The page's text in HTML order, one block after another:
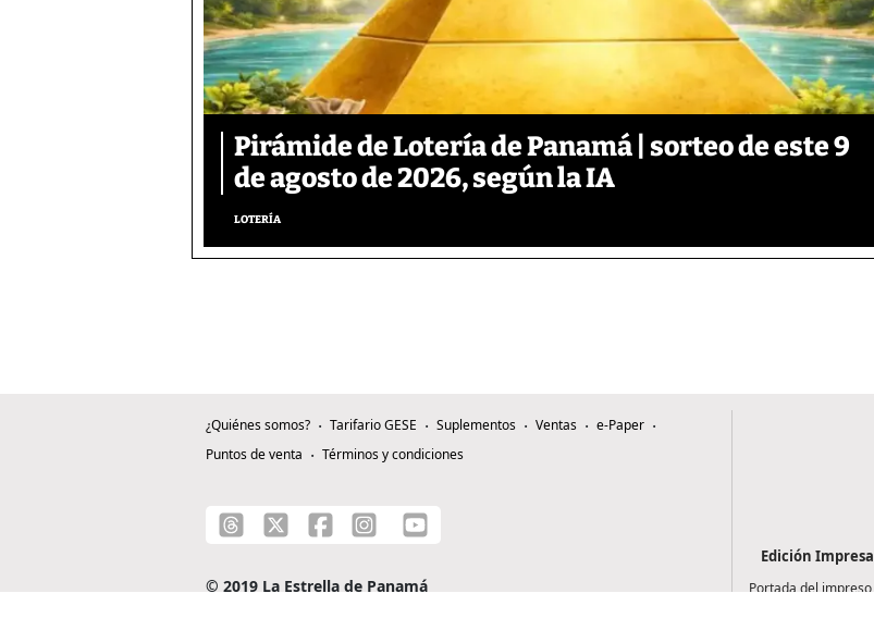
Pirámide de Lotería de Panamá | sorteo de este 9
de agosto de 2026, según la IA
LOTERÍA
¿Quiénes somos? Tarifario GESE Suplementos Ventas
e-Paper
Puntos de venta
Términos y condiciones
© 2019 La Estrella de Panamá
Edición Impresa
Portada del impreso